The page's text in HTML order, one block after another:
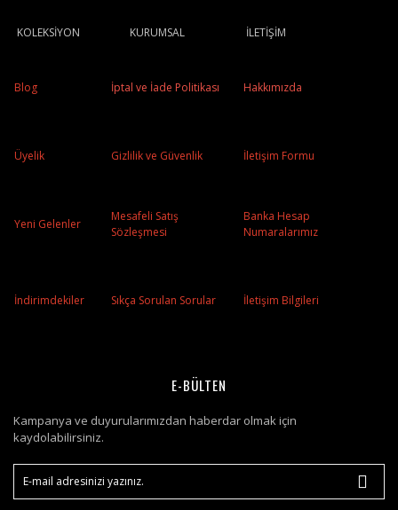
KOLEKSİYON KURUMSAL İLETİŞİM
Blog İptal ve İade Politikası Hakkımızda
Üyelik Gizlilik ve Güvenlik İletişim Formu
Yeni Gelenler
Mesafeli Satış
Sözleşmesi
Banka Hesap
Numaralarımız
İndirimdekiler Sıkça Sorulan Sorular İletişim Bilgileri
E-BÜLTEN
Kampanya ve duyurularımızdan haberdar olmak için
kaydolabilirsiniz.